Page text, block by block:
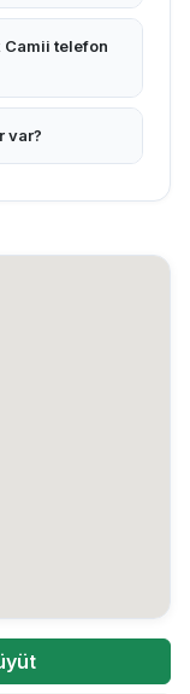
Camii telefon
var?